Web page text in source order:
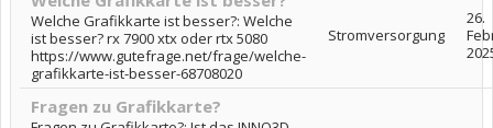
Welche Grafikkarte ist besser?: Welche
ist besser? rx 7900 xtx oder rtx 5080
https://www.gutefrage.net/frage/welche-
grafikkarte-ist-besser-68708020
Stromversorgung
26.
Fragen zu Grafikkarte?